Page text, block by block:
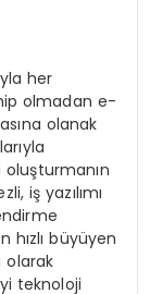
her
olmadan e-
olanak
oluşturmanın
iş yazılımı
hızlı büyüyen
olarak
teknoloji